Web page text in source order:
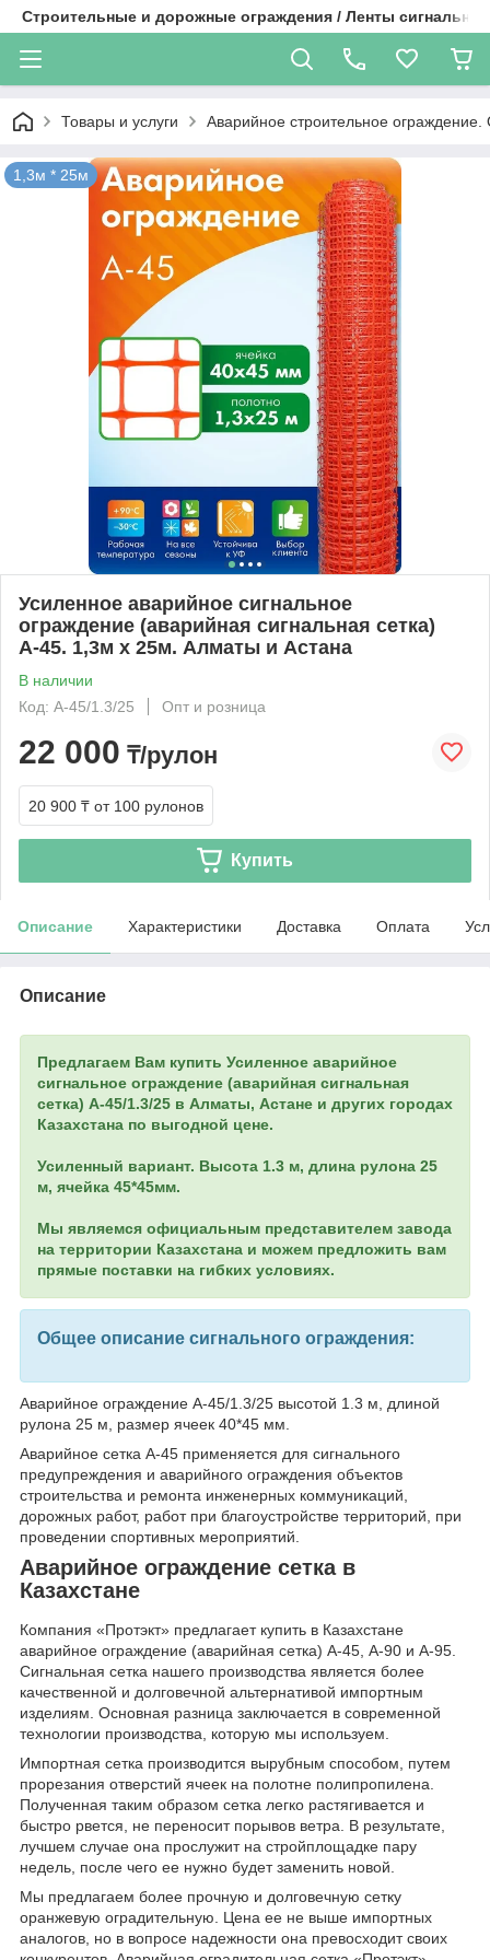
Строительные и дорожные ограждения / Ленты
Товары и услуги Аварийное строительное ограждение.
1,3м * 25м
Усиленное аварийное сигнальное
ограждение (аварийная сигнальная сетка)
А-45. 1,3м х 25м. Алматы и Астана
В наличии
Код: А-45/1.3/25
Опт и розница
22 000 ₸/рулон
20 900 ₸ от 100 рулонов
Купить
Описание Характеристики Доставка Оплата
Описание
Предлагаем Вам купить Усиленное аварийное
сигнальное ограждение (аварийная сигнальная
сетка) А-45/1.3/25 в Алматы, Астане и других городах
Казахстана по выгодной цене.
Усиленный вариант. Высота 1.3 м, длина рулона 25
м, ячейка 45*45мм.
Мы являемся официальным представителем завода
на территории Казахстана и можем предложить вам
прямые поставки на гибких условиях.
Общее описание сигнального ограждения:
Аварийное ограждение А-45/1.3/25 высотой 1.3 м, длиной
рулона 25 м, размер ячеек 40*45 мм.
Аварийное сетка А-45 применяется для сигнального
предупреждения и аварийного ограждения объектов
строительства и ремонта инженерных коммуникаций,
дорожных работ, работ при благоустройстве территорий, при
проведении спортивных мероприятий.
Аварийное ограждение сетка в
Казахстане
Компания «Протэкт» предлагает купить в Казахстане
аварийное ограждение (аварийная сетка) А-45, А-90 и А-95.
Сигнальная сетка нашего производства является более
качественной и долговечной альтернативой импортным
изделиям. Основная разница заключается в современной
технологии производства, которую мы используем.
Импортная сетка производится вырубным способом, путем
прорезания отверстий ячеек на полотне полипропилена.
Полученная таким образом сетка легко растягивается и
быстро рвется, не переносит порывов ветра. В результате,
лучшем случае она прослужит на стройплощадке пару
недель, после чего ее нужно будет заменить новой.
Мы предлагаем более прочную и долговечную сетку
оранжевую оградительную. Цена ее не выше импортных
аналогов, но в вопросе надежности она превосходит своих